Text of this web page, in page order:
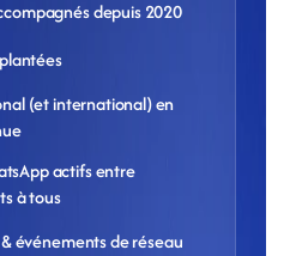
depuis 2020
(et international) en
actifs entre
à tous
événements de réseau